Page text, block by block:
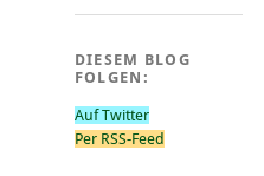
DIESEM BLOG
FOLGEN:
Auf Twitter
Per RSS-Feed